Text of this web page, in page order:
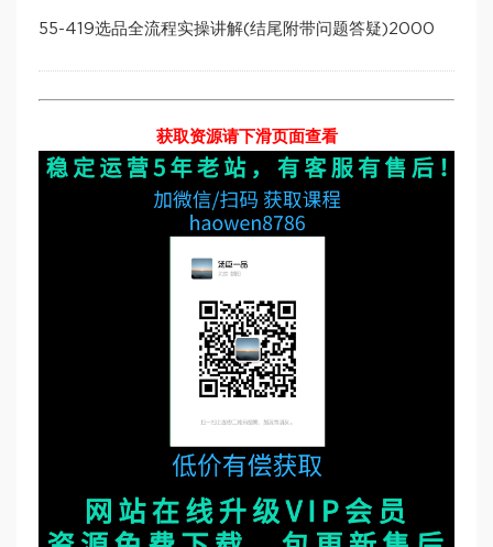
55-419选品全流程实操讲解(结尾附带问题答疑)2000
获取资源请下滑页面查看